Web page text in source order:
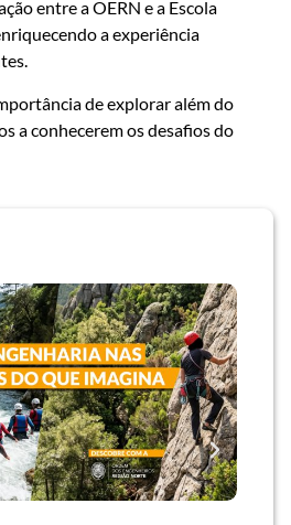
entre a OERN e a Escola
a experiência
de explorar além do
a conhecerem os desafios do